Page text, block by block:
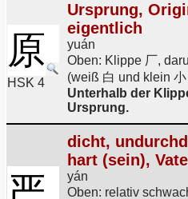
原
HSK 4
Ursprung,
eigentlich
yuán
Oben: Klippe 厂,
(weiß 白 und klein
Unterhalb der
Ursprung.
dicht,
hart (sein),
yán
Oben: relativ